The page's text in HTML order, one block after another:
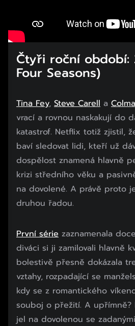
Čtyři roční období:
Four Seasons)
Tina Fey, Steve Carell a
vrací a rovnou naskakují do
katastrof. Netflix totiž zjistil,
baví sledovat lidi, kteří už
dospělost znamená hlavně
krizi středního věku a
na dovolené. A právě proto
druhou řadou.
První série zaznamenala
diváci si ji zamilovali hlavně
bolestivě přesně dokázala
vztahy, rozpadající se
kdy se z romantického
souboj o přežití. A upřímně?
jel na dovolenou se